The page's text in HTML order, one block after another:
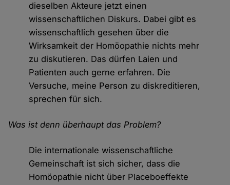
dieselben Akteure jetzt einen
wissenschaftlichen Diskurs. Dabei gibt es
wissenschaftlich gesehen über die
Wirksamkeit der Homöopathie nichts mehr
zu diskutieren. Das dürfen Laien und
Patienten auch gerne erfahren. Die
Versuche, meine Person zu diskreditieren,
sprechen für sich.
Was ist denn überhaupt das Problem?
Die internationale wissenschaftliche
Gemeinschaft ist sich sicher, dass die
Homöopathie nicht über Placeboeffekte